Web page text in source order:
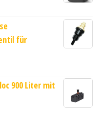
für
900 Liter mit